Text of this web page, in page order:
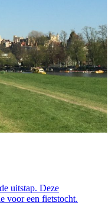
uitstap. Deze
voor een fietstocht.